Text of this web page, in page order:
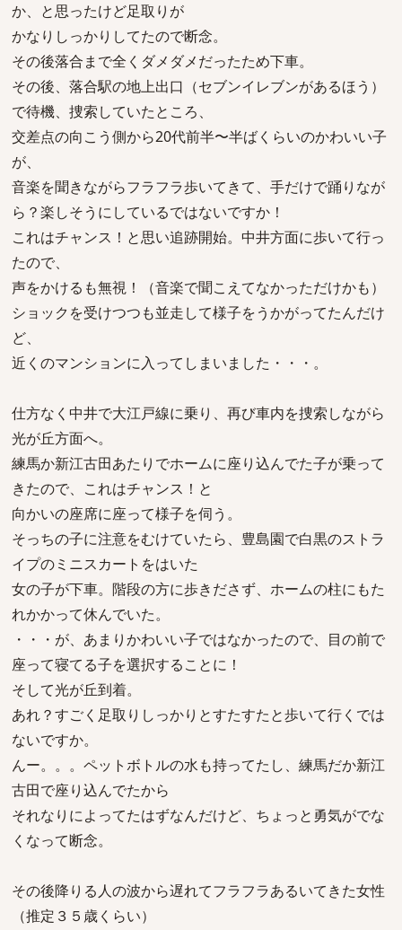
か、と思ったけど足取りが
かなりしっかりしてたので断念。
その後落合まで全くダメダメだったため下車。
その後、落合駅の地上出口（セブンイレブンがあるほう）
で待機、捜索していたところ、
交差点の向こう側から20代前半〜半ばくらいのかわいい子
が、
音楽を聞きながらフラフラ歩いてきて、手だけで踊りなが
ら？楽しそうにしているではないですか！
これはチャンス！と思い追跡開始。中井方面に歩いて行っ
たので、
声をかけるも無視！（音楽で聞こえてなかっただけかも）
ショックを受けつつも並走して様子をうかがってたんだけ
ど、
近くのマンションに入ってしまいました・・・。
仕方なく中井で大江戸線に乗り、再び車内を捜索しながら
光が丘方面へ。
練馬か新江古田あたりでホームに座り込んでた子が乗って
きたので、これはチャンス！と
向かいの座席に座って様子を伺う。
そっちの子に注意をむけていたら、豊島園で白黒のストラ
イプのミニスカートをはいた
女の子が下車。階段の方に歩きださず、ホームの柱にもた
れかかって休んでいた。
・・・が、あまりかわいい子ではなかったので、目の前で
座って寝てる子を選択することに！
そして光が丘到着。
あれ？すごく足取りしっかりとすたすたと歩いて行くでは
ないですか。
んー。。。ペットボトルの水も持ってたし、練馬だか新江
古田で座り込んでたから
それなりによってたはずなんだけど、ちょっと勇気がでな
くなって断念。
その後降りる人の波から遅れてフラフラあるいてきた女性
（推定３５歳くらい）